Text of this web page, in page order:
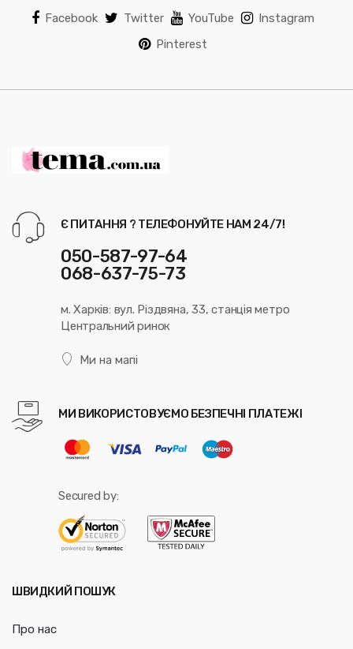
Facebook Twitter YouTube
Instagram
Pinterest
Є ПИТАННЯ ? ТЕЛЕФОНУЙТЕ НАМ 24/7!
050-587-97-64
068-637-75-73
м. Харків: вул. Різдвяна, 33, станція метро
Центральний ринок
Ми на мапі
МИ ВИКОРИСТОВУЄМО БЕЗПЕЧНІ ПЛАТЕЖІ
Secured by:
ШВИДКИЙ ПОШУК
Про нас